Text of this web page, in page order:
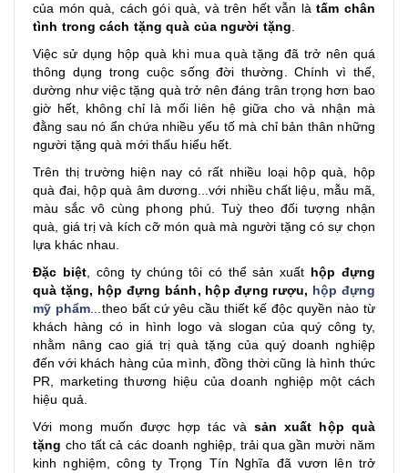
của món quà, cách gói quà, và trên hết vẫn làtấm chân
tình trong cách tặng quà của người tặng
Việc sử dụng hộp quà khi mua quà tặng đã trở nên quá
thông dụng trong cuộc sống đời thường. Chính vì thế,
dường như việc tặng quà trở nên đáng trân trọng hơn bao
giờ hết, không chỉ là mối liên hệ giữa cho và nhận mà
đằng sau nó ẩn chứa nhiều yếu tố mà chỉ bản thân những
người tặng quà mới thấu hiểu hết.
Trên thị trường hiện nay có rất nhiều loại hộp quà, hộp
quà đai, hộp quà âm dương...với nhiều chất liệu, mẫu mã,
màu sắc vô cùng phong phú. Tuỳ theo đối tượng nhận
quà, giá trị và kích cỡ món quà mà người tặng có sự chọn
lựa khác nhau.
Đặc biệt , công ty chúng tôi có thể sản xuất hộp đựng
quà tặng, hộp đựng bánh, hộp đựng rượu, hộp đựng
mỹ phẩm ...theo bất cứ yêu cầu thiết kế độc quyền nào từ
khách hàng có in hình logo và slogan của quý công ty,
nhằm nâng cao giá trị quà tặng của quý doanh nghiệp
đến với khách hàng của mình, đồng thời cũng là hình thức
PR, marketing thương hiệu của doanh nghiệp một cách
hiệu quả.
Với mong muốn được hợp tác và sản xuất hộp quà
tặng cho tất cả các doanh nghiệp, trải qua gần mười năm
kinh nghiệm, công ty Trọng Tín Nghĩa đã vươn lên trở